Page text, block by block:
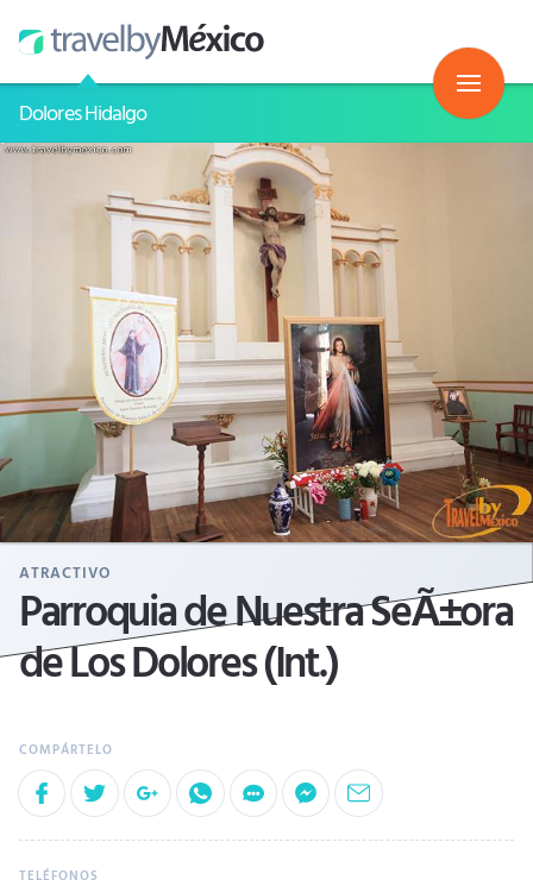
Dolores Hidalgo
ATRACTIVO
Parroquia de Nuestra SeÃ±ora
de Los Dolores (Int.)